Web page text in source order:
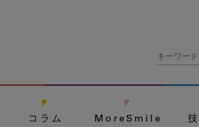
コラム MoreSmile